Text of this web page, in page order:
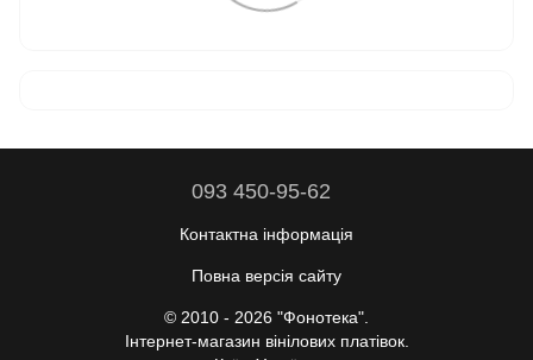
093 450-95-62
Контактна інформація
Повна версія сайту
© 2010 - 2026 "Фонотека".
Інтернет-магазин вінілових платівок.